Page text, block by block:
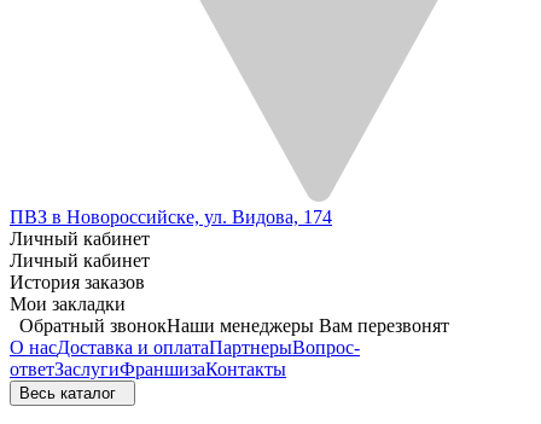
ПВЗ в Новороссийске, ул. Видова, 174
Личный кабинет
Личный кабинет
История заказов
Мои закладки
Обратный звонокНаши менеджеры Вам перезвонят
О насДоставка и оплатаПартнерыВопрос-
ответЗаслугиФраншизаКонтакты
Весь каталог